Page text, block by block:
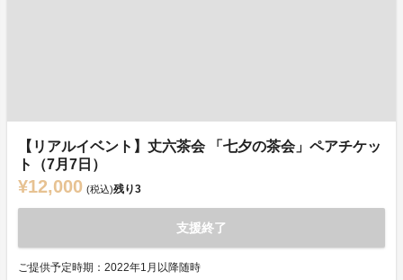
【リアルイベント】丈六茶会 「七夕の茶会」ペアチケッ
ト（7月7日）
¥12,000 (税込)残り3
支援終了
ご提供予定時期：2022年1月以降随時